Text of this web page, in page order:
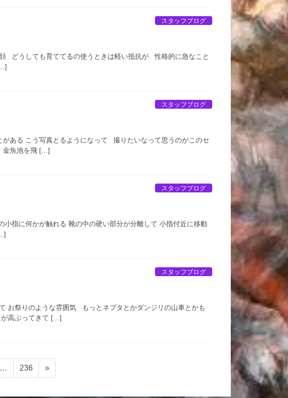
スタッフブログ
どうしても育ててるの使うときは軽い抵抗が 性格的に急なこと
スタッフブログ
ある こう写真とるようになって 撮りたいなって思うのがこのセ
金魚池を飛 […]
スタッフブログ
指に何かが触れる 靴の中の硬い部分が分離して 小指付近に移動
スタッフブログ
お祭りのような雰囲気 もっとネブタとかダンジリの山車とかも
が高ぶってきて […]
…
ペ
ー
236 »